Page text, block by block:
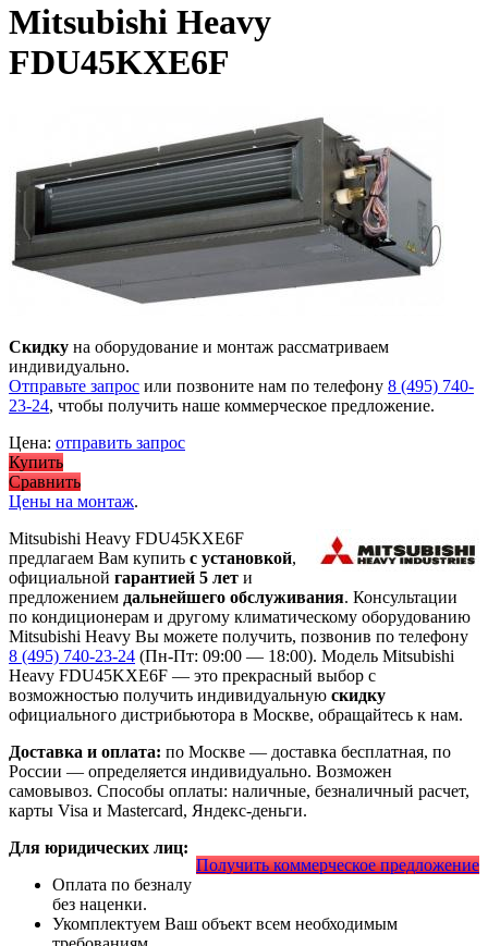
Mitsubishi Heavy
FDU45KXE6F
Скидку на оборудование и монтаж рассматриваем
индивидуально.
Отправьте запрос или позвоните нам по телефону 8 (495) 740-
23-24, чтобы получить наше коммерческое предложение.
Цена: отправить запрос
Купить
Сравнить
Цены на монтаж.
Mitsubishi Heavy FDU45KXE6F
предлагаем Вам купить с установкой,
официальной гарантией 5 лет и
предложением дальнейшего обслуживания. Консультации
по кондиционерам и другому климатическому оборудованию
Mitsubishi Heavy Вы можете получить, позвонив по телефону
8 (495) 740-23-24 (Пн-Пт: 09:00 — 18:00). Модель Mitsubishi
Heavy FDU45KXE6F — это прекрасный выбор с
возможностью получить индивидуальную скидку
официального дистрибьютора в Москве, обращайтесь к нам.
Доставка и оплата: по Москве — доставка бесплатная, по
России — определяется индивидуально. Возможен
самовывоз. Способы оплаты: наличные, безналичный расчет,
карты Visa и Mastercard, Яндекс-деньги.
Получить коммерческое предложение
Для юридических лиц:
Оплата по безналу
без наценки.
Укомплектуем Ваш объект всем необходимым